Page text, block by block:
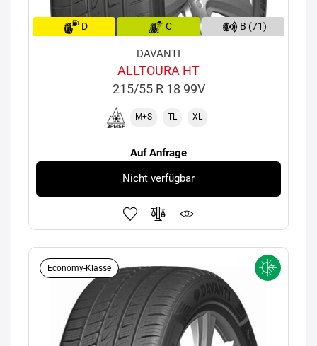
D C B (71)
DAVANTI
ALLTOURA HT
215/55 R 18 99V
M+S TL XL
Auf Anfrage
Nicht verfügbar
Economy-Klasse